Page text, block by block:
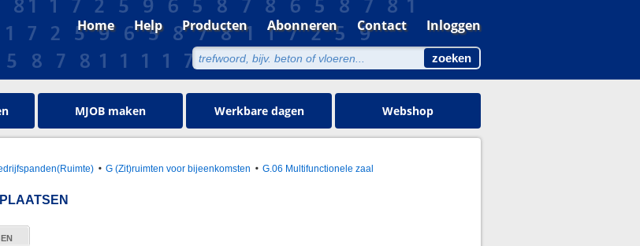
Home Help Producten Abonneren Contact Inloggen
MJOB maken Werkbare dagen Webshop
G (Zit)ruimten voor bijeenkomsten G.06 Multifunctionele zaal